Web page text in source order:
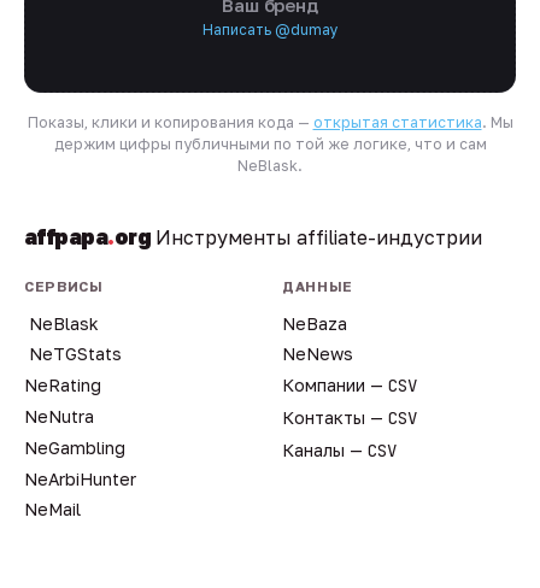
Ваш бренд
Написать @dumay
Показы, клики и копирования кода — открытая статистика. Мы
держим цифры публичными по той же логике, что и сам
NeBlask.
affpapa.org Инструменты affiliate-индустрии
СЕРВИСЫ
NeBlask
NeTGStats
NeRating
NeNutra
NeGambling
NeArbiHunter
NeMail
ДАННЫЕ
NeBaza
NeNews
Компании — CSV
Контакты — CSV
Каналы — CSV